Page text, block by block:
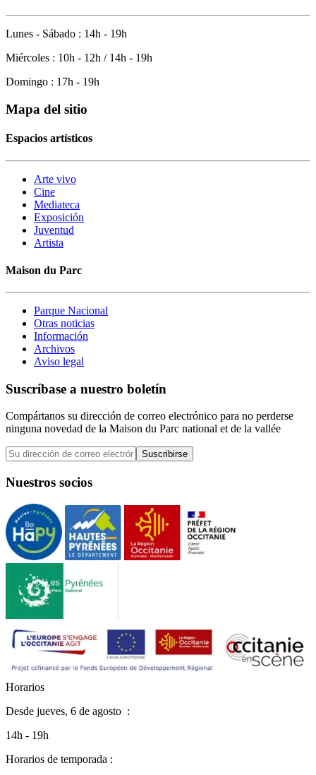
Lunes - Sábado : 14h - 19h
Miércoles : 10h - 12h / 14h - 19h
Domingo : 17h - 19h
Mapa del sitio
Espacios artísticos
Arte vivo
Cine
Mediateca
Exposición
Juventud
Artista
Maison du Parc
Parque Nacional
Otras noticias
Información
Archivos
Aviso legal
Suscríbase a nuestro boletín
Compártanos su dirección de correo electrónico para no perderse
ninguna novedad de la Maison du Parc national et de la vallée
Suscribirse
Nuestros socios
Horarios
Desde jueves, 6 de agosto :
14h - 19h
Horarios de temporada :